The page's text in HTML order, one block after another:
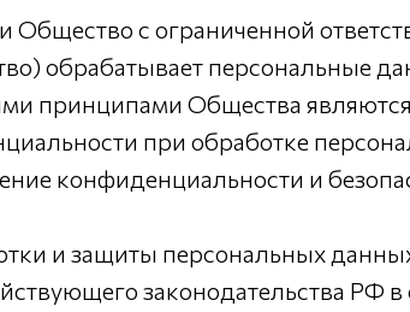
Общество с ограниченной
обрабатывает персональные
принципами Общества
при обработке
конфиденциальности и
и защиты персональных
законодательства РФ в